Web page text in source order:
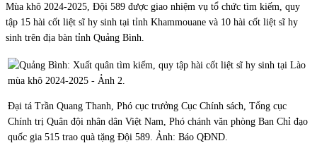
Mùa khô 2024-2025, Đội 589 được giao nhiệm vụ tổ chức tìm kiếm, quy
tập 15 hài cốt liệt sĩ hy sinh tại tỉnh Khammouane và 10 hài cốt liệt sĩ hy
sinh trên địa bàn tỉnh Quảng Bình.
Đại tá Trần Quang Thanh, Phó cục trưởng Cục Chính sách, Tổng cục
Chính trị Quân đội nhân dân Việt Nam, Phó chánh văn phòng Ban Chỉ đạo
quốc gia 515 trao quà tặng Đội 589. Ảnh: Báo QĐND.